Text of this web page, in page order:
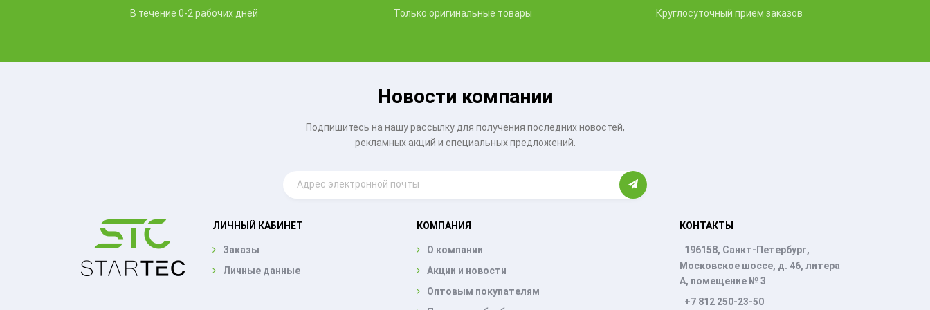
В течение 0-2 рабочих дней Только оригинальные товары Круглосуточный прием заказов
Новости компании
Подпишитесь на нашу рассылку для получения последних новостей,
рекламных акций и специальных предложений.
ЛИЧНЫЙ КАБИНЕТ
Заказы
Личные данные
КОМПАНИЯ
О компании
Акции и новости
Оптовым покупателям
КОНТАКТЫ
196158, Санкт-Петербург,
Московское шоссе, д. 46, литера
А, помещение № 3
+7 812 250-23-50